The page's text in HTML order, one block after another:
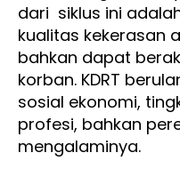
dari siklus ini
kualitas kekerasan
bahkan dapat
korban. KDRT
sosial ekonomi,
profesi, bahkan
mengalaminya.